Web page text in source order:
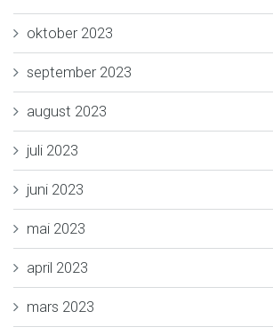
oktober 2023
september 2023
august 2023
juli 2023
juni 2023
mai 2023
april 2023
mars 2023